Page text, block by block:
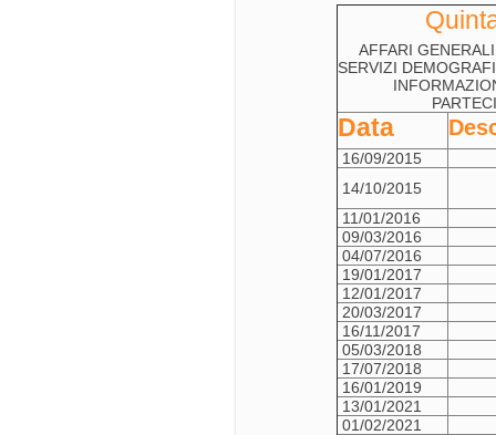
AFFARI
SERVIZI
Data
16/09/2015
14/10/2015
11/01/2016
09/03/2016
04/07/2016
19/01/2017
12/01/2017
20/03/2017
16/11/2017
05/03/2018
17/07/2018
16/01/2019
13/01/2021
01/02/2021